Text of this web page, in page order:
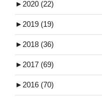
► 2020 (22)
► 2019 (19)
► 2018 (36)
► 2017 (69)
► 2016 (70)